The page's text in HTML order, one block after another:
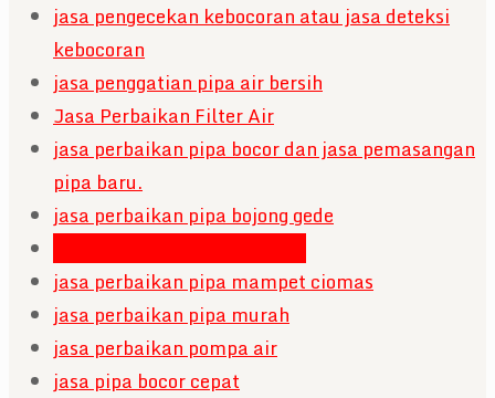
jasa pengecekan kebocoran atau jasa deteksi
kebocoran
jasa penggatian pipa air bersih
Jasa Perbaikan Filter Air
jasa perbaikan pipa bocor dan jasa pemasangan
pipa baru.
jasa perbaikan pipa bojong gede
jasa perbaikan pipa mampet ciomas
jasa perbaikan pipa murah
jasa perbaikan pompa air
jasa pipa bocor cepat